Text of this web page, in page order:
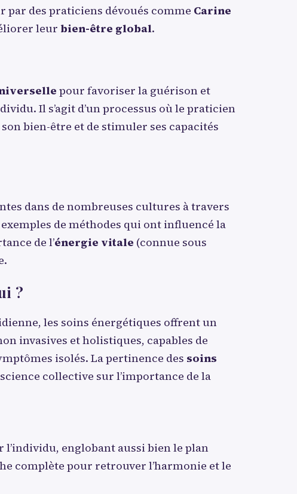
par des praticiens dévoués comme Carine
leur bien-être global.
pour favoriser la guérison et
Il s’agit d’un processus où le praticien
bien-être et de stimuler ses capacités
dans de nombreuses cultures à travers
de méthodes qui ont influencé la
de l’énergie vitale (connue sous
?
les soins énergétiques offrent un
invasives et holistiques, capables de
isolés. La pertinence des soins
collective sur l’importance de la
l’individu, englobant aussi bien le plan
complète pour retrouver l’harmonie et le